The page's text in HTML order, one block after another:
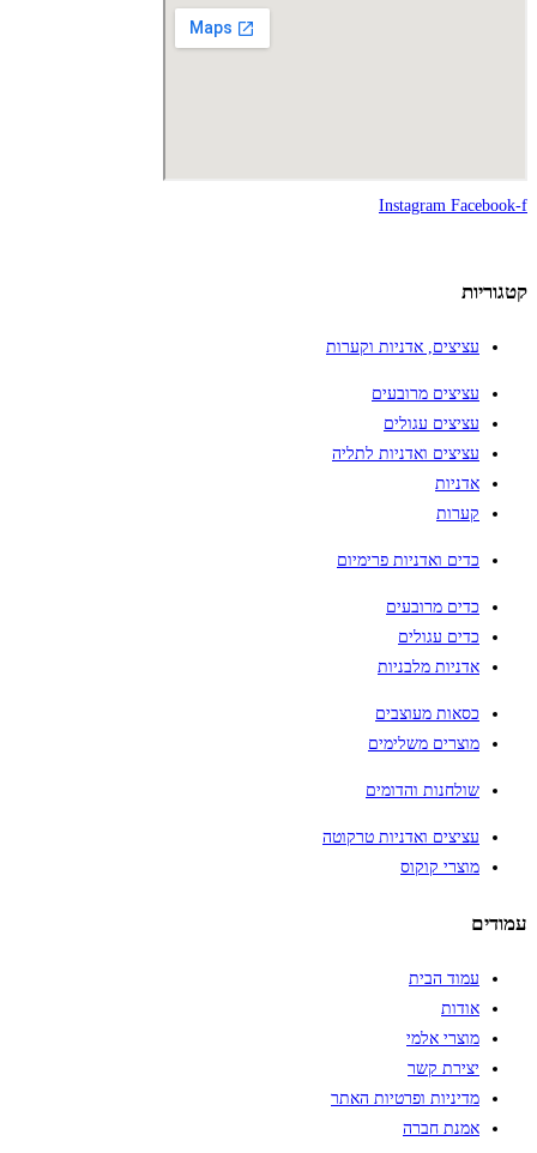
Instagram Facebook-f
קטגוריות
עציצים, אדניות וקערות
עציצים מרובעים
עציצים עגולים
עציצים ואדניות לתליה
אדניות
קערות
כדים ואדניות פרימיום
כדים מרובעים
כדים עגולים
אדניות מלבניות
כסאות מעוצבים
מוצרים משלימים
שולחנות והדומים
עציצים ואדניות טרקוטה
מוצרי קוקוס
עמודים
עמוד הבית
אודות
מוצרי אלמי
יצירת קשר
מדיניות ופרטיות האתר
אמנת חברה